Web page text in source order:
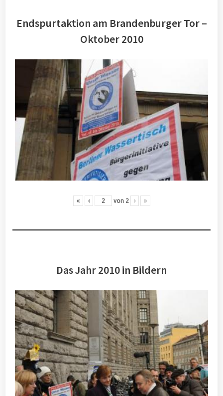
Endspurtaktion am Brandenburger Tor –
Oktober 2010
« ‹ von 2 › »
Das Jahr 2010 in Bildern